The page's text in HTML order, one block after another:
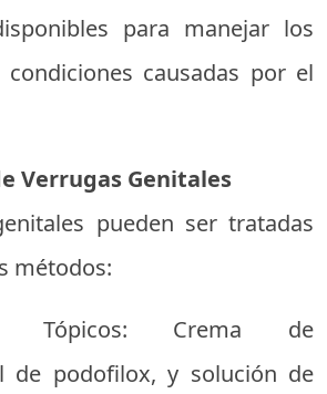
para manejar los
causadas por el
Verrugas Genitales
pueden ser tratadas
métodos:
Tópicos: Crema de
de podofilox, y solución de